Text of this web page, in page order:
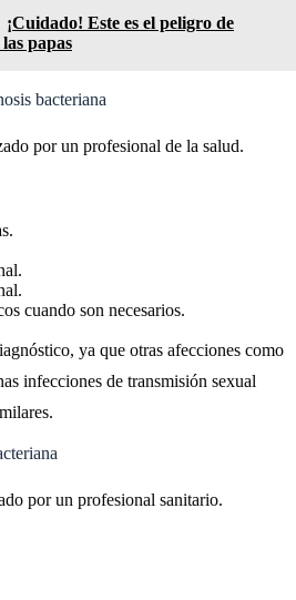
¡Cuidado! Este es el peligro de
papas
bacteriana
por un profesional de la salud.
cuando son necesarios.
ya que otras afecciones como
infecciones de transmisión sexual
por un profesional sanitario.